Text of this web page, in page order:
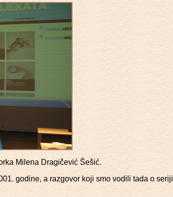
Milena Dragičević Šešić.
godine, a razgovor koji smo vodili tada o seriji